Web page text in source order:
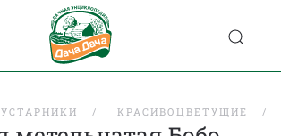
КРАСИВОЦВЕТУЩИЕ